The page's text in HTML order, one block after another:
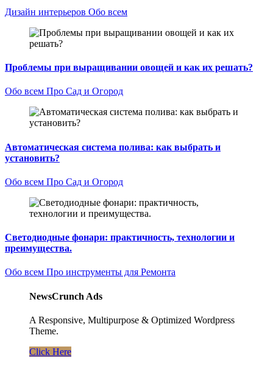
Дизайн интерьеров Обо всем
Проблемы при выращивании овощей и как их решать?
Обо всем Про Сад и Огород
Автоматическая система полива: как выбрать и
установить?
Обо всем Про Сад и Огород
Светодиодные фонари: практичность, технологии и
преимущества.
Обо всем Про инструменты для Ремонта
NewsCrunch Ads
A Responsive, Multipurpose & Optimized Wordpress
Theme.
Click Here